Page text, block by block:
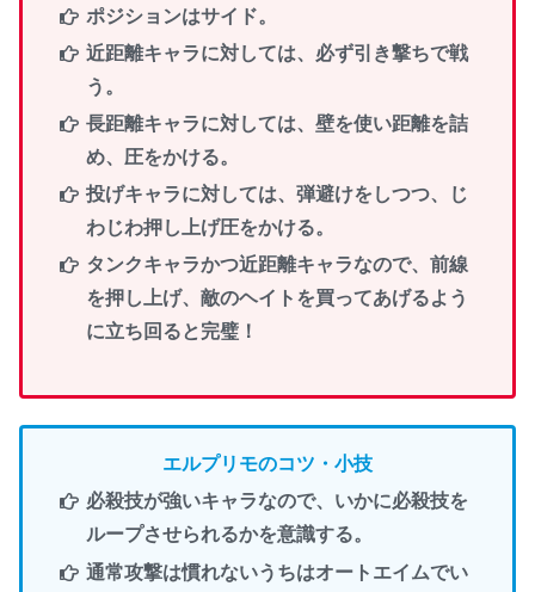
ポジションはサイド。
近距離キャラに対しては、必ず引き撃ちで戦
う。
長距離キャラに対しては、壁を使い距離を詰
め、圧をかける。
投げキャラに対しては、弾避けをしつつ、じ
わじわ押し上げ圧をかける。
タンクキャラかつ近距離キャラなので、前線
を押し上げ、敵のヘイトを買ってあげるよう
に立ち回ると完璧！
エルプリモのコツ・小技
必殺技が強いキャラなので、いかに必殺技を
ループさせられるかを意識する。
通常攻撃は慣れないうちはオートエイムでい